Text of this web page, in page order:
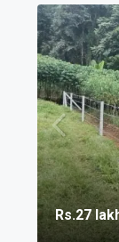
Rs.27